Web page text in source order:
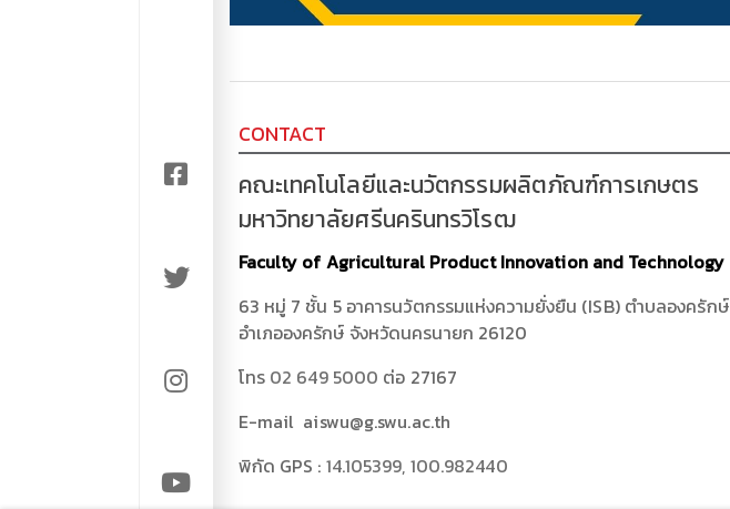
CONTACT
คณะเทคโนโลยีและนวัตกรรมผลิตภัณฑ์การเกษตร
มหาวิทยาลัยศรีนครินทรวิโรฒ
Faculty of Agricultural Product Innovation and Technology
63 หมู่ 7 ชั้น 5 อาคารนวัตกรรมแห่งความยั่งยืน (ISB) ตำบลองครักษ์
อำเภอองครักษ์ จังหวัดนครนายก 26120
โทร 02 649 5000 ต่อ 27167
E-mail aiswu@g.swu.ac.th
พิกัด GPS : 14.105399, 100.982440